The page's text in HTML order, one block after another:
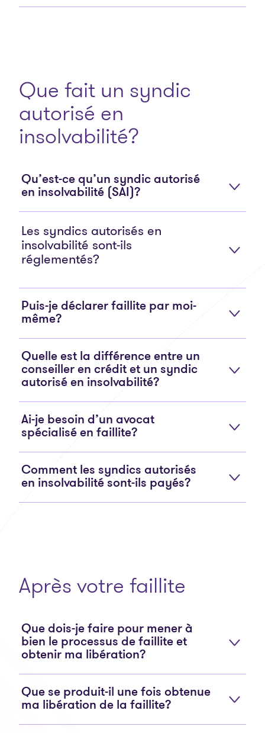
Que fait un syndic
autorisé en
insolvabilité?
Qu’est-ce qu’un syndic autorisé
en insolvabilité (SAI)?
Les syndics autorisés en
insolvabilité sont-ils
réglementés?
Puis-je déclarer faillite par moi-
même?
Quelle est la différence entre un
conseiller en crédit et un syndic
autorisé en insolvabilité?
Ai-je besoin d’un avocat
spécialisé en faillite?
Comment les syndics autorisés
en insolvabilité sont-ils payés?
Après votre faillite
Que dois-je faire pour mener à
bien le processus de faillite et
obtenir ma libération?
Que se produit-il une fois obtenue
ma libération de la faillite?